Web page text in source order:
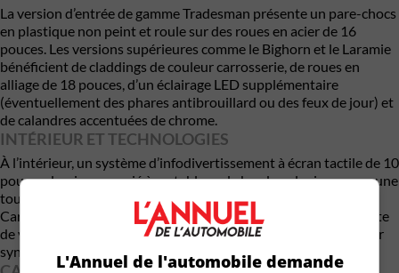
La version d’entrée de gamme Tradesman présente un pare-chocs
en plastique non peint et roule sur des roues en acier de 16
pouces. Les versions supérieures comme le Bighorn et le Laramie
bénéficient de claddings de couleur carrosserie, de roues en
alliage de 18 pouces, d’un éclairage LED supplémentaire
(éventuellement des phares antibrouillard ou des feux de jour) et
de calandres accentuées de chrome.
INTÉRIEUR ET TECHNOLOGIES
À l’intérieur, un système d’infodivertissement à écran tactile de 10
pouces domine, associé à un tableau de bord analogique pour une
touche classique. La compatibilité avec Android Auto et Apple
CarPlay est présente, garantissant une intégration transparente
de votre smartphone. Des options de sellerie en tissu ou en cuir
synthétique répondent à différentes préférences.
L'Annuel de l'automobile demande